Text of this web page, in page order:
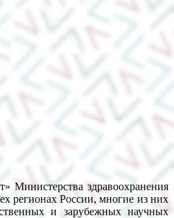
Министерства здравоохранения
регионах России, многие из них
и зарубежных научных